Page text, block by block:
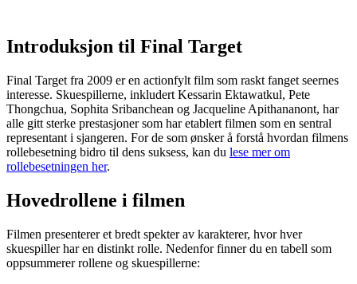
Introduksjon til Final Target
Final Target fra 2009 er en actionfylt film som raskt fanget seernes
interesse. Skuespillerne, inkludert Kessarin Ektawatkul, Pete
Thongchua, Sophita Sribanchean og Jacqueline Apithananont, har
alle gitt sterke prestasjoner som har etablert filmen som en sentral
representant i sjangeren. For de som ønsker å forstå hvordan filmens
rollebesetning bidro til dens suksess, kan du lese mer om
rollebesetningen her.
Hovedrollene i filmen
Filmen presenterer et bredt spekter av karakterer, hvor hver
skuespiller har en distinkt rolle. Nedenfor finner du en tabell som
oppsummerer rollene og skuespillerne: